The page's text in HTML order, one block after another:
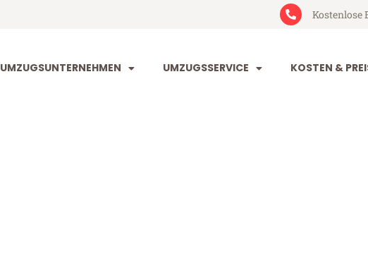
Kostenlose
UMZUGSUNTERNEHMEN UMZUGSSERVICE KOSTEN &